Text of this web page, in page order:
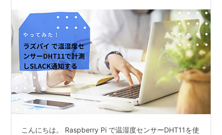
こんにちは。 Raspberry Pi で温湿度センサーDHT11を使